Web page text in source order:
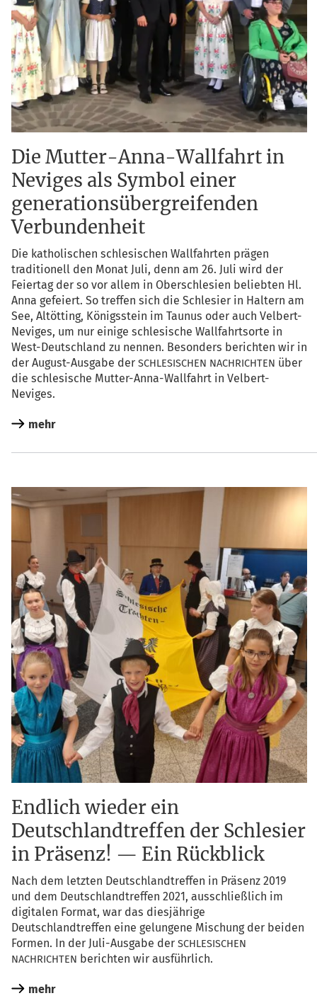
Die Mutter-Anna-Wallfahrt in
Neviges als Symbol einer
generationsübergreifenden
Verbundenheit
Die katho­li­schen schle­si­schen Wall­fahr­ten prä­gen
tra­di­tio­nell den Monat Juli, denn am 26. Juli wird der
Fei­er­tag der so vor allem in Ober­schle­si­en belieb­ten Hl.
Anna gefei­ert. So tref­fen sich die Schle­si­er in Hal­tern am
See, Alt­öt­ting, Königs­stein im Tau­nus oder auch Vel­bert-
Nevi­ges, um nur eini­ge schle­si­sche Wall­fahrts­or­te in
West-Deutsch­land zu nen­nen. Beson­ders berich­ten wir in
der August-Aus­ga­be der SCHLESISCHEN NACHRICHTEN über
die schle­si­sche Mut­ter-Anna-Wall­fahrt in Velbert-
Neviges.
mehr
Endlich wieder ein
Deutschlandtreffen der Schlesier
in Präsenz! — Ein Rückblick
Nach dem letz­ten Deutsch­land­tref­fen in Prä­senz 2019
und dem Deutsch­land­tref­fen 2021, aus­schließ­lich im
digi­ta­len For­mat, war das dies­jäh­ri­ge
Deutsch­land­tref­fen eine gelun­ge­ne Mischung der bei­den
For­men. In der Juli-Aus­ga­be der SCHLESISCHEN
NACHRICHTEN berich­ten wir ausführlich.
mehr